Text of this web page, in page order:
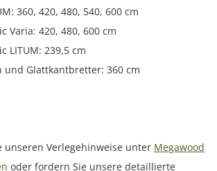
360, 420, 480, 540, 600 cm
Varia: 420, 480, 600 cm
LITUM: 239,5 cm
und Glattkantbretter: 360 cm
unseren Verlegehinweise unter Megawood
oder fordern Sie unsere detaillierte